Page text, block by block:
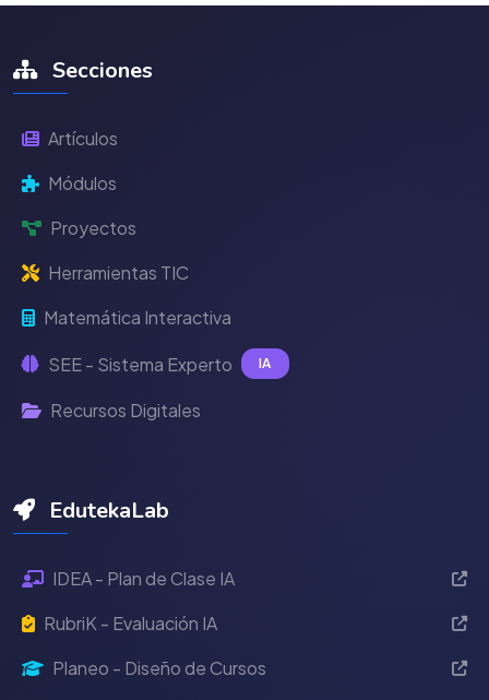
Secciones
Artículos
Módulos
Proyectos
Herramientas TIC
Matemática Interactiva
SEE - Sistema Experto IA
Recursos Digitales
EdutekaLab
IDEA - Plan de Clase IA
RubriK - Evaluación IA
Planeo - Diseño de Cursos